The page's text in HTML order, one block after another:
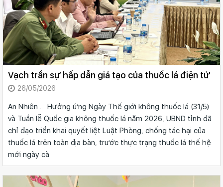
Vạch trần sự hấp dẫn giả tạo của thuốc lá điện tử
26/05/2026
An Nhiên . Hưởng ứng Ngày Thế giới không thuốc lá (31/5)
và Tuần lễ Quốc gia không thuốc lá năm 2026, UBND tỉnh đã
chỉ đạo triển khai quyết liệt Luật Phòng, chống tác hại của
thuốc lá trên toàn địa bàn, trước thực trạng thuốc lá thế hệ
mới ngày cà